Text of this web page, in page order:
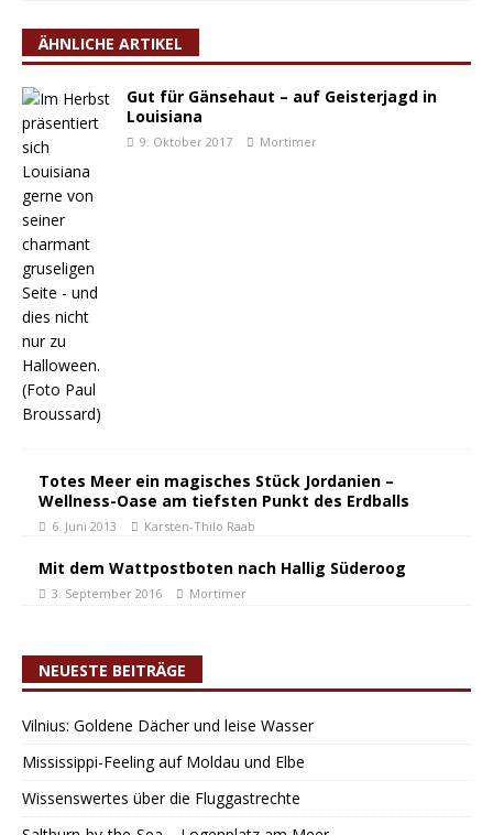
ÄHNLICHE ARTIKEL
Gut für Gänsehaut – auf Geisterjagd in
Louisiana
9. Oktober 2017 Mortimer
Totes Meer ein magisches Stück Jordanien –
Wellness-Oase am tiefsten Punkt des Erdballs
6. Juni 2013 Karsten-Thilo Raab
Mit dem Wattpostboten nach Hallig Süderoog
3. September 2016 Mortimer
NEUESTE BEITRÄGE
Vilnius: Goldene Dächer und leise Wasser
Mississippi-Feeling auf Moldau und Elbe
Wissenswertes über die Fluggastrechte